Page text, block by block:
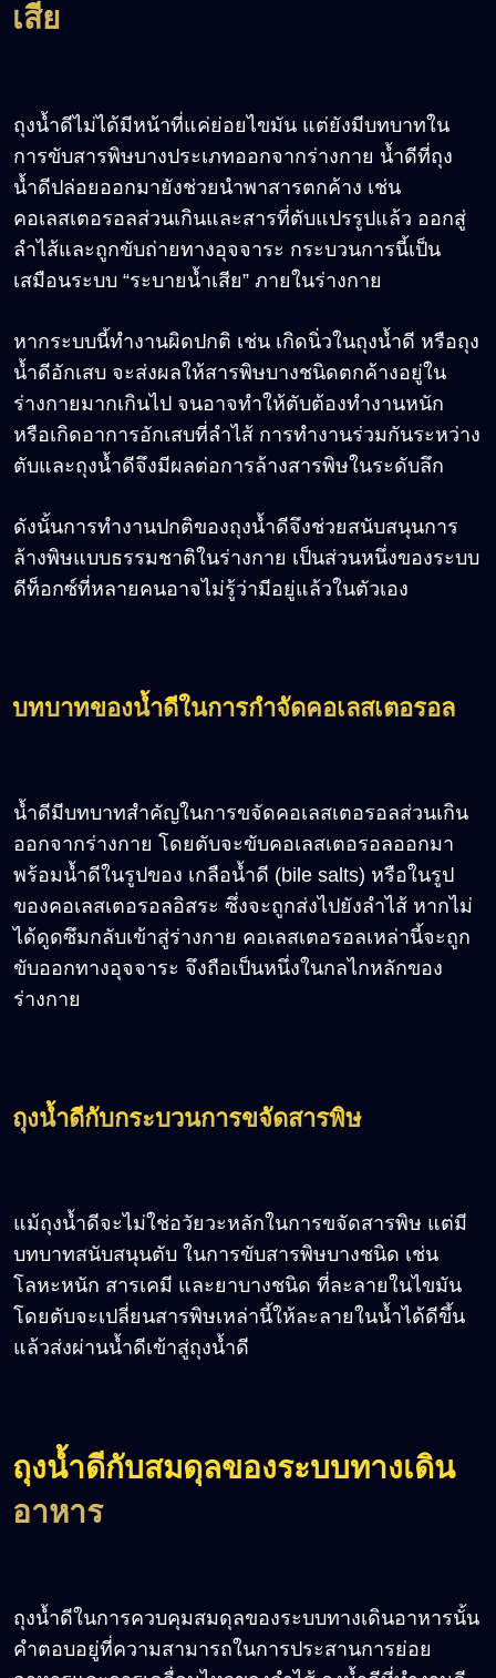
เสีย
ถุงน้ำดีไม่ได้มีหน้าที่แค่ย่อยไขมัน แต่ยังมีบทบาทใน
การขับสารพิษบางประเภทออกจากร่างกาย น้ำดีที่ถุง
น้ำดีปล่อยออกมายังช่วยนำพาสารตกค้าง เช่น
คอเลสเตอรอลส่วนเกินและสารที่ตับแปรรูปแล้ว ออกสู่
ลำไส้และถูกขับถ่ายทางอุจจาระ กระบวนการนี้เป็น
เสมือนระบบ “ระบายน้ำเสีย” ภายในร่างกาย
หากระบบนี้ทำงานผิดปกติ เช่น เกิดนิ่วในถุงน้ำดี หรือถุง
น้ำดีอักเสบ จะส่งผลให้สารพิษบางชนิดตกค้างอยู่ใน
ร่างกายมากเกินไป จนอาจทำให้ตับต้องทำงานหนัก
หรือเกิดอาการอักเสบที่ลำไส้ การทำงานร่วมกันระหว่าง
ตับและถุงน้ำดีจึงมีผลต่อการล้างสารพิษในระดับลึก
ดังนั้นการทำงานปกติของถุงน้ำดีจึงช่วยสนับสนุนการ
ล้างพิษแบบธรรมชาติในร่างกาย เป็นส่วนหนึ่งของระบบ
ดีท็อกซ์ที่หลายคนอาจไม่รู้ว่ามีอยู่แล้วในตัวเอง
บทบาทของน้ำดีในการกำจัดคอเลสเตอรอล
น้ำดีมีบทบาทสำคัญในการขจัดคอเลสเตอรอลส่วนเกิน
ออกจากร่างกาย โดยตับจะขับคอเลสเตอรอลออกมา
พร้อมน้ำดีในรูปของ เกลือน้ำดี (bile salts) หรือในรูป
ของคอเลสเตอรอลอิสระ ซึ่งจะถูกส่งไปยังลำไส้ หากไม่
ได้ดูดซึมกลับเข้าสู่ร่างกาย คอเลสเตอรอลเหล่านี้จะถูก
ขับออกทางอุจจาระ จึงถือเป็นหนึ่งในกลไกหลักของ
ร่างกาย
ถุงน้ำดีกับกระบวนการขจัดสารพิษ
แม้ถุงน้ำดีจะไม่ใช่อวัยวะหลักในการขจัดสารพิษ แต่มี
บทบาทสนับสนุนตับ ในการขับสารพิษบางชนิด เช่น
โลหะหนัก สารเคมี และยาบางชนิด ที่ละลายในไขมัน
โดยตับจะเปลี่ยนสารพิษเหล่านี้ให้ละลายในน้ำได้ดีขึ้น
แล้วส่งผ่านน้ำดีเข้าสู่ถุงน้ำดี
ถุงน้ำดีกับสมดุลของระบบทางเดิน
อาหาร
ถุงน้ำดีในการควบคุมสมดุลของระบบทางเดินอาหารนั้น
คำตอบอยู่ที่ความสามารถในการประสานการย่อย